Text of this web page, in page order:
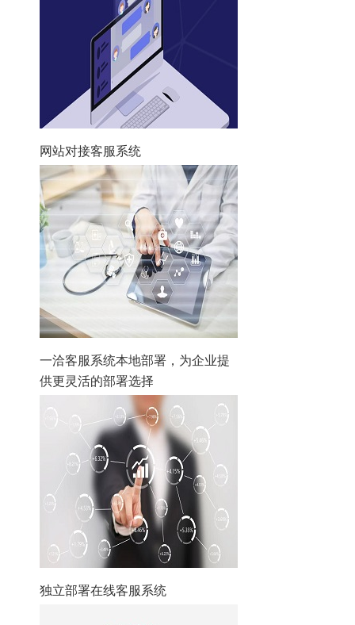
网站对接客服系统
一洽客服系统本地部署，为企业提
供更灵活的部署选择
独立部署在线客服系统